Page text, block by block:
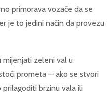
primorava vozače da se
je to jedini način da provezu
mijenjati zeleni val u
prometa — ako se stvori
brzinu vala ili